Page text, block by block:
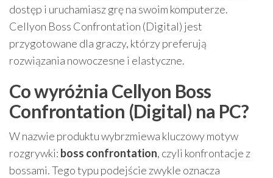
dostęp i uruchamiasz grę na swoim komputerze.
Cellyon Boss Confrontation (Digital) jest
przygotowane dla graczy, którzy preferują
rozwiązania nowoczesne i elastyczne.
Co wyróżnia Cellyon Boss
Confrontation (Digital) na PC?
W nazwie produktu wybrzmiewa kluczowy motyw
rozgrywki: boss confrontation, czyli konfrontacje z
bossami. Tego typu podejście zwykle oznacza